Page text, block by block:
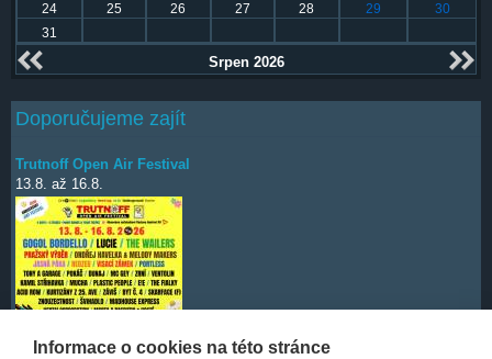
24
25 26 27 28 29
30
31
Srpen 2026
Doporučujeme zajít
Trutnoff Open Air Festival
13.8. až 16.8.
Informace o cookies na této stránce